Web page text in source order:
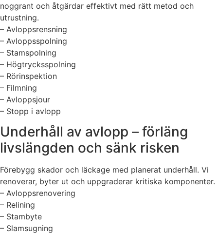
noggrant och åtgärdar effektivt med rätt metod och
utrustning.
– Avloppsrensning
– Avloppsspolning
– Stamspolning
– Högtrycksspolning
– Rörinspektion
– Filmning
– Avloppsjour
– Stopp i avlopp
Underhåll av avlopp – förläng
livslängden och sänk risken
Förebygg skador och läckage med planerat underhåll. Vi
renoverar, byter ut och uppgraderar kritiska komponenter.
– Avloppsrenovering
– Relining
– Stambyte
– Slamsugning